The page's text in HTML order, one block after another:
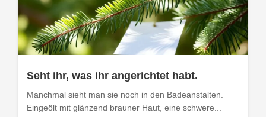
Seht ihr, was ihr angerichtet habt.
Manchmal sieht man sie noch in den Badeanstalten.
Eingeölt mit glänzend brauner Haut, eine schwere...